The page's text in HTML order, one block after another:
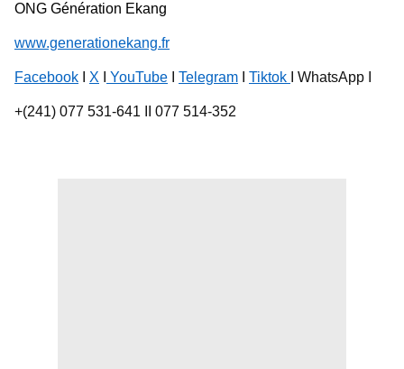
ONG Génération Ekang
www.generationekang.fr
Facebook X YouTube Telegram Tiktok I WhatsApp I
+(241) 077 531-641 II 077 514-352